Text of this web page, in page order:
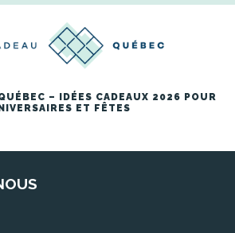
– IDÉES CADEAUX 2026 POUR
ET FÊTES